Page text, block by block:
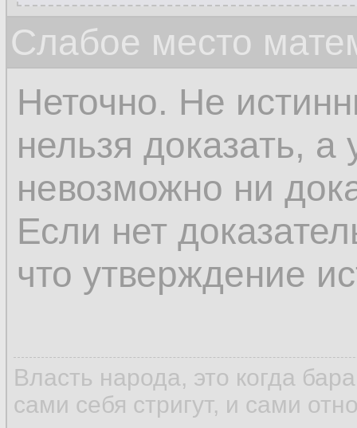
Слабое место
Неточно. Не
нельзя доказать,
невозможно ни
Если нет
что утверждение
Власть народа, это когда
сами себя стригут, и сами